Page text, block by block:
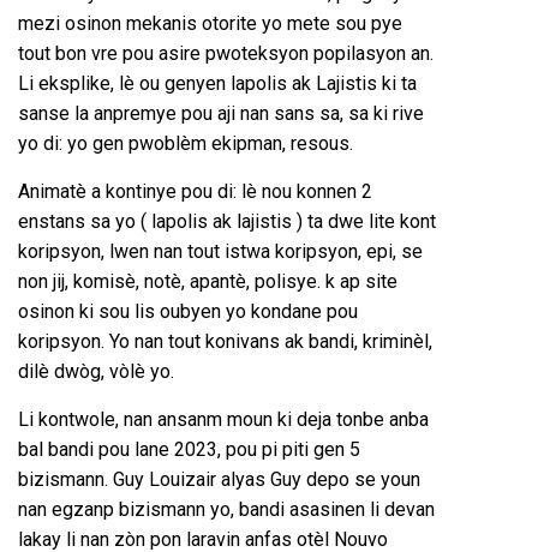
mezi osinon mekanis otorite yo mete sou pye
tout bon vre pou asire pwoteksyon popilasyon an.
Li eksplike, lè ou genyen lapolis ak Lajistis ki ta
sanse la anpremye pou aji nan sans sa, sa ki rive
yo di: yo gen pwoblèm ekipman, resous.
Animatè a kontinye pou di: lè nou konnen 2
enstans sa yo ( lapolis ak lajistis ) ta dwe lite kont
koripsyon, lwen nan tout istwa koripsyon, epi, se
non jij, komisè, notè, apantè, polisye. k ap site
osinon ki sou lis oubyen yo kondane pou
koripsyon. Yo nan tout konivans ak bandi, kriminèl,
dilè dwòg, vòlè yo.
Li kontwole, nan ansanm moun ki deja tonbe anba
bal bandi pou lane 2023, pou pi piti gen 5
bizismann. Guy Louizair alyas Guy depo se youn
nan egzanp bizismann yo, bandi asasinen li devan
lakay li nan zòn pon laravin anfas otèl Nouvo